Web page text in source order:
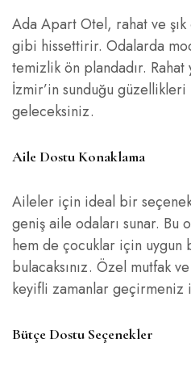
Ada Apart Otel, rahat ve
gibi hissettirir. Odalarda
temizlik ön plandadır.
İzmir’in sunduğu güzellikleri
geleceksiniz.
Aile Dostu Konaklama
Aileler için ideal bir
geniş aile odaları sunar. Bu
hem de çocuklar için uygun
bulacaksınız. Özel mutfak
keyifli zamanlar geçirmeniz
Bütçe Dostu Seçenekler